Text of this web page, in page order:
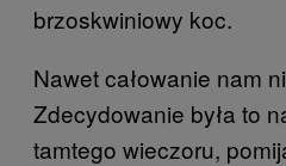
brzoskwiniowy koc.
Nawet całowanie nam
Zdecydowanie była to
tamtego wieczoru,